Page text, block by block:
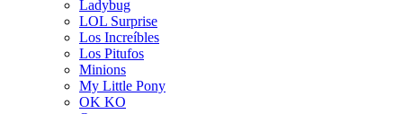
Ladybug
LOL Surprise
Los Increíbles
Los Pitufos
Minions
My Little Pony
OK KO